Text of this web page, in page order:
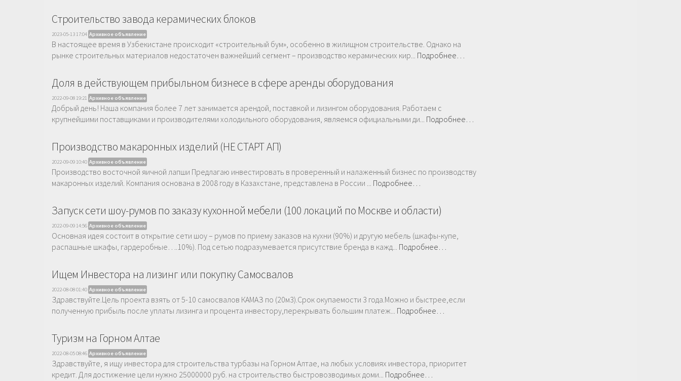
Строительство завода керамических блоков
2023-05-13 17:04 Архивное объявление
В настоящее время в Узбекистане происходит «строительный бум», особенно в жилищном строительстве. Однако на
рынке строительных материалов недостаточен важнейший сегмент – производство керамических кир... Подробнее…
Доля в действующем прибыльном бизнесе в сфере аренды оборудования
2022-09-08 19:21 Архивное объявление
Добрый день! Наша компания более 7 лет занимается арендой, поставкой и лизингом оборудования. Работаем с
крупнейшими поставщиками и производителями холодильного оборудования, являемся официальными ди... Подробнее…
Производство макаронных изделий (НЕ СТАРТ АП)
2022-09-09 10:40 Архивное объявление
Производство восточной яичной лапши Предлагаю инвестировать в проверенный и налаженный бизнес по производству
макаронных изделий. Компания основана в 2008 году в Казахстане, представлена в России ... Подробнее…
Запуск сети шоу-румов по заказу кухонной мебели (100 локаций по Москве и области)
2022-09-09 14:56 Архивное объявление
Основная идея состоит в открытие сети шоу – румов по приему заказов на кухни (90%) и другую мебель (шкафы-купе,
распашные шкафы, гардеробные….10%). Под сетью подразумевается присутствие бренда в кажд... Подробнее…
Ищем Инвестора на лизинг или покупку Самосвалов
2022-08-08 01:40 Архивное объявление
Здравствуйте.Цель проекта взять от 5-10 самосвалов КАМАЗ по (20м3).Срок окупаемости 3 года.Можно и быстрее,если
полученную прибыль после уплаты лизинга и процента инвестору,перекрывать большим платеж... Подробнее…
Туризм на Горном Алтае
2022-08-05 08:46 Архивное объявление
Здравствуйте, я ищу инвестора для строительства турбазы на Горном Алтае, на любых условиях инвестора, приоритет
кредит. Для достижение цели нужно 25000000 руб. на строительство быстровозводимых доми... Подробнее…